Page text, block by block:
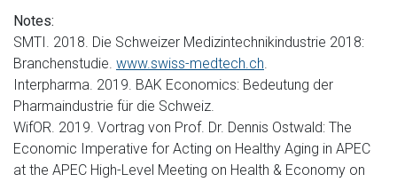
Notes:
SMTI. 2018. Die Schweizer Medizintechnikindustrie 2018:
Branchenstudie. www.swiss-medtech.ch.
Interpharma. 2019. BAK Economics: Bedeutung der
Pharmaindustrie für die Schweiz.
WifOR. 2019. Vortrag von Prof. Dr. Dennis Ostwald: The
Economic Imperative for Acting on Healthy Aging in APEC
at the APEC High-Level Meeting on Health & Economy on